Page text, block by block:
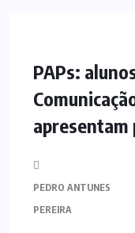
PAPs:
PEDRO ANTUNES
PEREIRA